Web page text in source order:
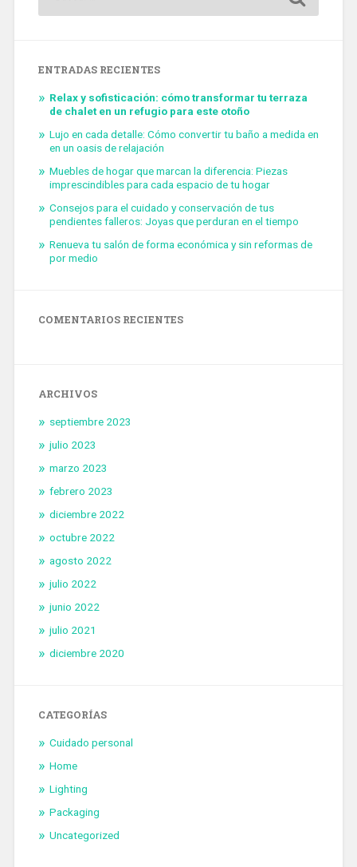
ENTRADAS RECIENTES
Relax y sofisticación: cómo transformar tu terraza
de chalet en un refugio para este otoño
Lujo en cada detalle: Cómo convertir tu baño a medida en
en un oasis de relajación
Muebles de hogar que marcan la diferencia: Piezas
imprescindibles para cada espacio de tu hogar
Consejos para el cuidado y conservación de tus
pendientes falleros: Joyas que perduran en el tiempo
Renueva tu salón de forma económica y sin reformas de
por medio
COMENTARIOS RECIENTES
ARCHIVOS
septiembre 2023
julio 2023
marzo 2023
febrero 2023
diciembre 2022
octubre 2022
agosto 2022
julio 2022
junio 2022
julio 2021
diciembre 2020
CATEGORÍAS
Cuidado personal
Home
Lighting
Packaging
Uncategorized